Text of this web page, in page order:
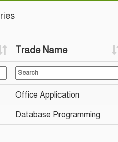
Trade Name
Office Application
Database Programming